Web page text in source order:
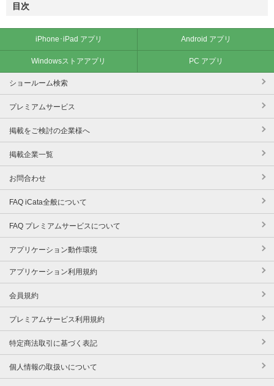
目次
iPhone･iPad アプリ Android アプリ
Windowsストアアプリ PC アプリ
ショールーム検索
プレミアムサービス
掲載をご検討の企業様へ
掲載企業一覧
お問合わせ
FAQ iCata全般について
FAQ プレミアムサービスについて
アプリケーション動作環境
アプリケーション利用規約
会員規約
プレミアムサービス利用規約
特定商法取引に基づく表記
個人情報の取扱いについて